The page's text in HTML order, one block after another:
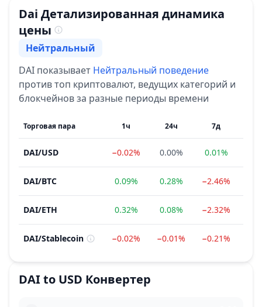
Dai Детализированная динамика
цены
Настроение
Нейтральный
DAI показывает Нейтральный поведение
против топ криптовалют, ведущих категорий и
блокчейнов за разные периоды времени
Торговая пара 1ч 24ч 7д
DAI/USD −0.02% 0.00% 0.01%
DAI/BTC 0.09% 0.28% −2.46%
DAI/ETH 0.32% 0.08% −2.32%
DAI/Stablecoin −0.02% −0.01% −0.21%
DAIto USD Конвертер